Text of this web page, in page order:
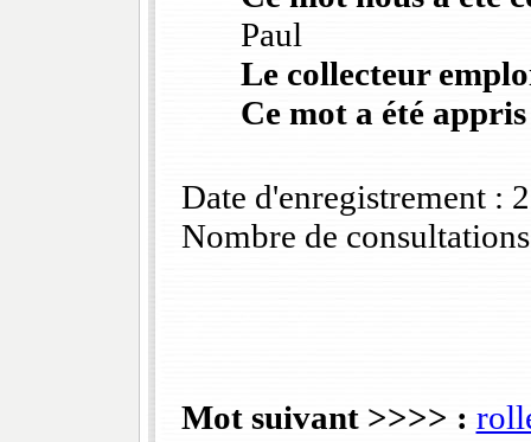
Paul
Le collecteur
Ce mot a été
Date d'enregistrement :
Nombre de
Mot suivant >>>> :